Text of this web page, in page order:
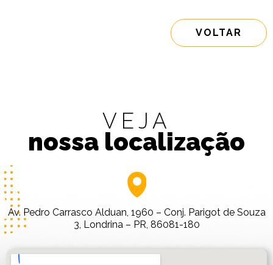
VOLTAR
VEJA
nossa localização
Av. Pedro Carrasco Alduan, 1960 – Conj. Parigot de Souza
3, Londrina – PR, 86081-180